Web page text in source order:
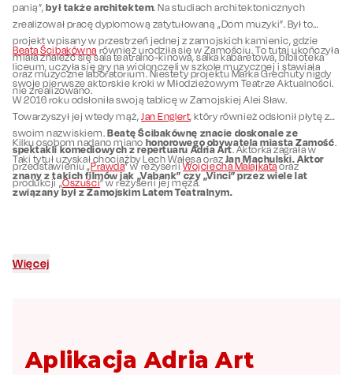
panią”,był także architektem. Na studiach architektonicznych
zrealizował pracę dyplomową zatytułowaną „Dom muzyki”. Był to
projekt wpisany w przestrzeń jednej z zamojskich kamienic, gdzie
miała znaleźć się sala teatralno-kinowa, salka kabaretowa, biblioteka
oraz muzyczne laboratorium. Niestety projektu Marka Grechuty nigdy
nie zrealizowano.
Beata Ścibakówna również urodziła się w Zamościu. To tutaj ukończyła
liceum, uczyła się gry na wiolonczeli w szkole muzycznej i stawiała
swoje pierwsze aktorskie kroki w Młodzieżowym Teatrze Aktualności.
W 2016 roku odsłoniła swoją tablicę w Zamojskiej Alei Sław.
Towarzyszył jej wtedy mąż,Jan Englert, który również odsłonił płytę ze
swoim nazwiskiem.Beatę Ścibakównę znacie doskonale ze
spektakli komediowych z repertuaru Adria Art. Aktorka zagrała w
przedstawieniu „Prawda” w reżyseriiWojciecha Malajkataoraz
produkcji „Oszuści” w reżyserii jej męża.
Kilku osobom nadano miano honorowego obywatela miasta Zamość.
Taki tytuł uzyskał chociażby Lech Wałęsa oraz Jan Machulski. Aktor
znany z takich filmów jak „Vabank” czy „Vinci” przez wiele lat
związany był z Zamojskim Latem Teatralnym.
Więcej
Aplikacja Adria Art